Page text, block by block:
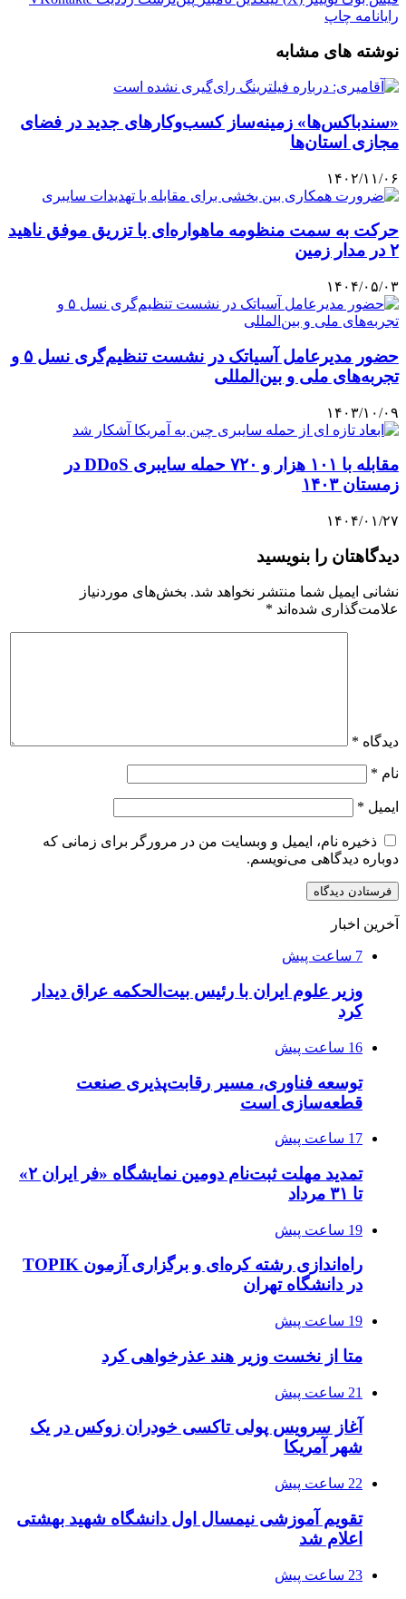
رایانامه چاپ
نوشته های مشابه
«سندباکس‌ها» زمینه‌ساز کسب‌وکارهای جدید در فضای
مجازی استان‌ها
۱۴۰۲/۱۱/۰۶
حرکت به سمت منظومه ماهواره‌ای با تزریق موفق ناهید
۲ در مدار زمین
۱۴۰۴/۰۵/۰۳
حضور مدیرعامل آسیاتک در نشست تنظیم‌گری نسل ۵ و
تجربه‌های ملی و بین‌المللی
۱۴۰۳/۱۰/۰۹
مقابله با ۱۰۱ هزار و ۷۲۰ حمله سایبری DDoS در
زمستان ۱۴۰۳
۱۴۰۴/۰۱/۲۷
دیدگاهتان را بنویسید
نشانی ایمیل شما منتشر نخواهد شد. بخش‌های موردنیاز
علامت‌گذاری شده‌اند *
دیدگاه *
نام *
ایمیل *
ذخیره نام، ایمیل و وبسایت من در مرورگر برای زمانی که
دوباره دیدگاهی می‌نویسم.
آخرین اخبار
7 ساعت پیش
وزیر علوم ایران با رئیس بیت‌الحکمه عراق دیدار
کرد
16 ساعت پیش
توسعه فناوری، مسیر رقابت‌پذیری صنعت
قطعه‌سازی است
17 ساعت پیش
تمدید مهلت ثبت‌نام دومین نمایشگاه «فر ایران ۲»
تا ۳۱ مرداد
19 ساعت پیش
راه‌اندازی رشته کره‌ای و برگزاری آزمون TOPIK
در دانشگاه تهران
19 ساعت پیش
متا از نخست وزیر هند عذرخواهی کرد
21 ساعت پیش
آغاز سرویس پولی تاکسی خودران زوکس در یک
شهر آمریکا
22 ساعت پیش
تقویم آموزشی نیمسال اول دانشگاه شهید بهشتی
اعلام شد
23 ساعت پیش